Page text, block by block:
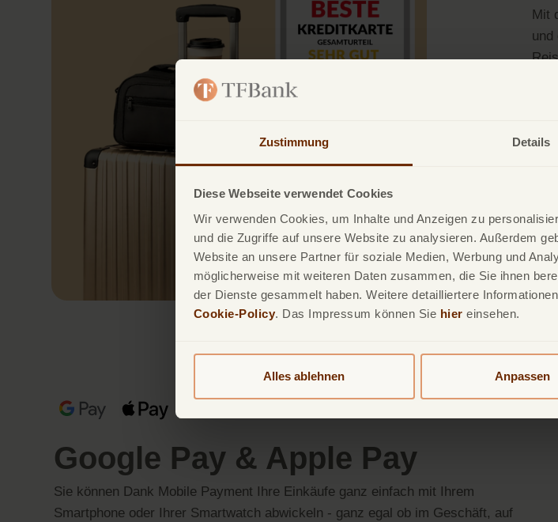
Zustimmung Details
Diese Webseite verwendet Cookies
Wir verwenden Cookies, um Inhalte und Anzeigen zu
und die Zugriffe auf unsere Website zu analysieren. Außerdem
Website an unsere Partner für soziale Medien, Werbung und
möglicherweise mit weiteren Daten zusammen, die Sie ihnen
der Dienste gesammelt haben. Weitere detailliertere
Cookie-Policy. Das Impressum können Sie hier einsehen.
Alles ablehnen Anpassen
Mit
und
Zu
wir
Google Pay & Apple Pay
Sie können Dank Mobile Payment Ihre Einkäufe ganz einfach mit Ihrem
Smartphone oder Ihrer Smartwatch abwickeln - ganz egal ob im Geschäft, auf